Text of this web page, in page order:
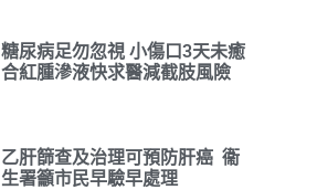
糖尿病足勿忽視 小傷口3天未癒
合紅腫滲液快求醫減截肢風險
乙肝篩查及治理可預防肝癌 衞
生署籲市民早驗早處理